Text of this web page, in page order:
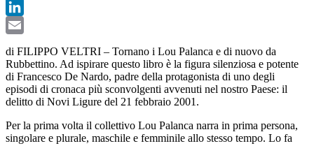
WhatsApp
LinkedIn
di FILIPPO VELTRI – Tornano i Lou Palanca e di nuovo da
Rubbettino. Ad ispirare questo libro è la figura silenziosa e potente
di Francesco De Nardo, padre della protagonista di uno degli
episodi di cronaca più sconvolgenti avvenuti nel nostro Paese: il
delitto di Novi Ligure del 21 febbraio 2001.
Per la prima volta il collettivo Lou Palanca narra in prima persona,
singolare e plurale, maschile e femminile allo stesso tempo. Lo fa